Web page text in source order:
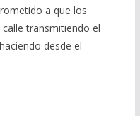
a que los
transmitiendo el
desde el